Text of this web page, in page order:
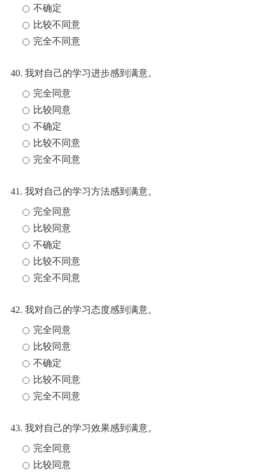
不确定
比较不同意
完全不同意
40. 我对自己的学习进步感到满意。
完全同意
比较同意
不确定
比较不同意
完全不同意
41. 我对自己的学习方法感到满意。
完全同意
比较同意
不确定
比较不同意
完全不同意
42. 我对自己的学习态度感到满意。
完全同意
比较同意
不确定
比较不同意
完全不同意
43. 我对自己的学习效果感到满意。
完全同意
比较同意